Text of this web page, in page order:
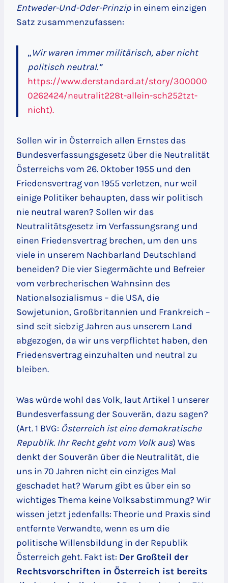
Entweder-Und-Oder-Prinzip in einem einzigen
Satz zusammenzufassen:
„Wir waren immer militärisch, aber nicht
politisch neutral.”
https://www.derstandard.at/story/300000
0262424/neutralit228t-allein-sch252tzt-
nicht).
Sollen wir in Österreich allen Ernstes das
Bundesverfassungsgesetz über die Neutralität
Österreichs vom 26. Oktober 1955 und den
Friedensvertrag von 1955 verletzen, nur weil
einige Politiker behaupten, dass wir politisch
nie neutral waren? Sollen wir das
Neutralitätsgesetz im Verfassungsrang und
einen Friedensvertrag brechen, um den uns
viele in unserem Nachbarland Deutschland
beneiden? Die vier Siegermächte und Befreier
vom verbrecherischen Wahnsinn des
Nationalsozialismus – die USA, die
Sowjetunion, Großbritannien und Frankreich –
sind seit siebzig Jahren aus unserem Land
abgezogen, da wir uns verpflichtet haben, den
Friedensvertrag einzuhalten und neutral zu
bleiben.
Was würde wohl das Volk, laut Artikel 1 unserer
Bundesverfassung der Souverän, dazu sagen?
(Art. 1 BVG: Österreich ist eine demokratische
Republik. Ihr Recht geht vom Volk aus) Was
denkt der Souverän über die Neutralität, die
uns in 70 Jahren nicht ein einziges Mal
geschadet hat? Warum gibt es über ein so
wichtiges Thema keine Volksabstimmung? Wir
wissen jetzt jedenfalls: Theorie und Praxis sind
entfernte Verwandte, wenn es um die
politische Willensbildung in der Republik
Österreich geht. Fakt ist: Der Großteil der
Rechtsvorschriften in Österreich ist bereits